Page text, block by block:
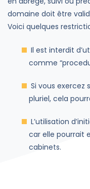
domaine doit être
Voici quelques
Il est interdit
comme
Si vous exercez
pluriel, cela
L’utilisation
car elle pourrait
cabinets.